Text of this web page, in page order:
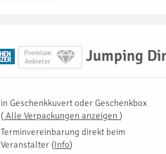
Premium
Anbieter
Jumping
inGeschenkkuvert oder Geschenkbox
( Alle Verpackungen anzeigen )
Terminvereinbarung direkt beim
Veranstalter (Info)